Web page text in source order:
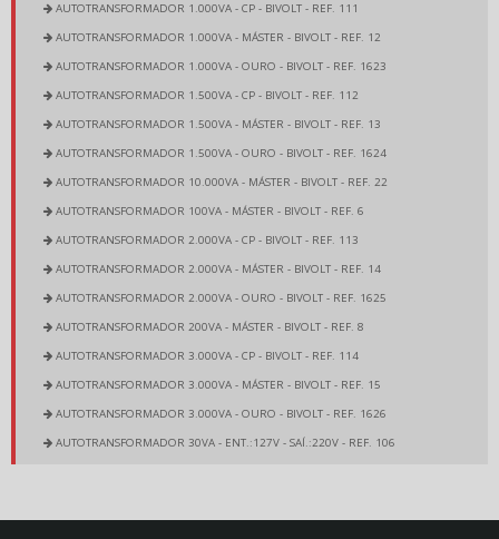
AUTOTRANSFORMADOR 1.000VA - CP - BIVOLT - REF. 111
AUTOTRANSFORMADOR 1.000VA - MÁSTER - BIVOLT - REF. 12
AUTOTRANSFORMADOR 1.000VA - OURO - BIVOLT - REF. 1623
AUTOTRANSFORMADOR 1.500VA - CP - BIVOLT - REF. 112
AUTOTRANSFORMADOR 1.500VA - MÁSTER - BIVOLT - REF. 13
AUTOTRANSFORMADOR 1.500VA - OURO - BIVOLT - REF. 1624
AUTOTRANSFORMADOR 10.000VA - MÁSTER - BIVOLT - REF. 22
AUTOTRANSFORMADOR 100VA - MÁSTER - BIVOLT - REF. 6
AUTOTRANSFORMADOR 2.000VA - CP - BIVOLT - REF. 113
AUTOTRANSFORMADOR 2.000VA - MÁSTER - BIVOLT - REF. 14
AUTOTRANSFORMADOR 2.000VA - OURO - BIVOLT - REF. 1625
AUTOTRANSFORMADOR 200VA - MÁSTER - BIVOLT - REF. 8
AUTOTRANSFORMADOR 3.000VA - CP - BIVOLT - REF. 114
AUTOTRANSFORMADOR 3.000VA - MÁSTER - BIVOLT - REF. 15
AUTOTRANSFORMADOR 3.000VA - OURO - BIVOLT - REF. 1626
AUTOTRANSFORMADOR 30VA - ENT.:127V - SAÍ.:220V - REF. 106